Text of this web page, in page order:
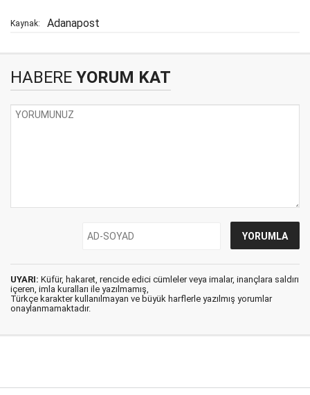
Kaynak: Adanapost
HABERE YORUM KAT
UYARI: Küfür, hakaret, rencide edici cümleler veya imalar, inançlara saldırı
içeren, imla kuralları ile yazılmamış,
Türkçe karakter kullanılmayan ve büyük harflerle yazılmış yorumlar
onaylanmamaktadır.